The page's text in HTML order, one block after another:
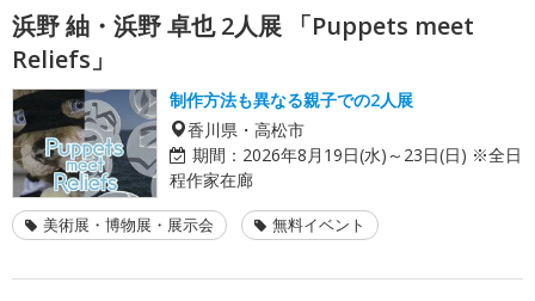
浜野 紬・浜野 卓也 2人展 「Puppets meet
Reliefs」
制作方法も異なる親子での2人展
香川県・高松市
期間： 2026年8月19日(水)～23日(日) ※全日
程作家在廊
美術展・博物展・展示会 無料イベント